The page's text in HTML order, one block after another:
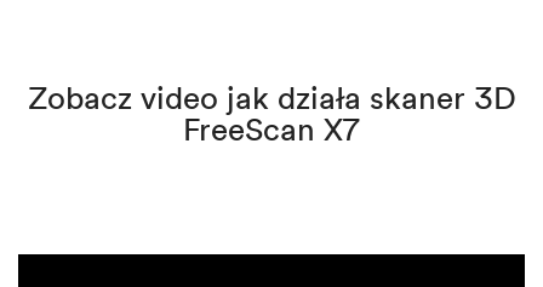
Zobacz video jak działa skaner 3D
FreeScan X7